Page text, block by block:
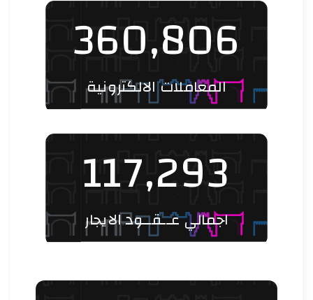
360,806
المعاملات الالكترونية
117,293
اجمالي عــقــود الايجار